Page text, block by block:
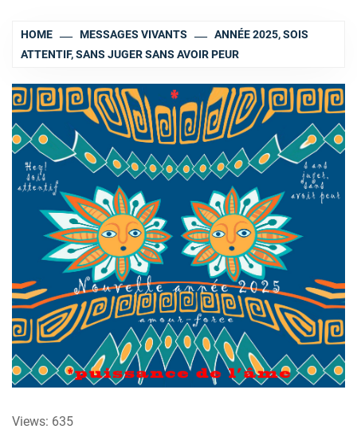
HOME MESSAGES VIVANTS
ANNÉE 2025, SOIS
ATTENTIF, SANS JUGER SANS AVOIR PEUR
Views: 635